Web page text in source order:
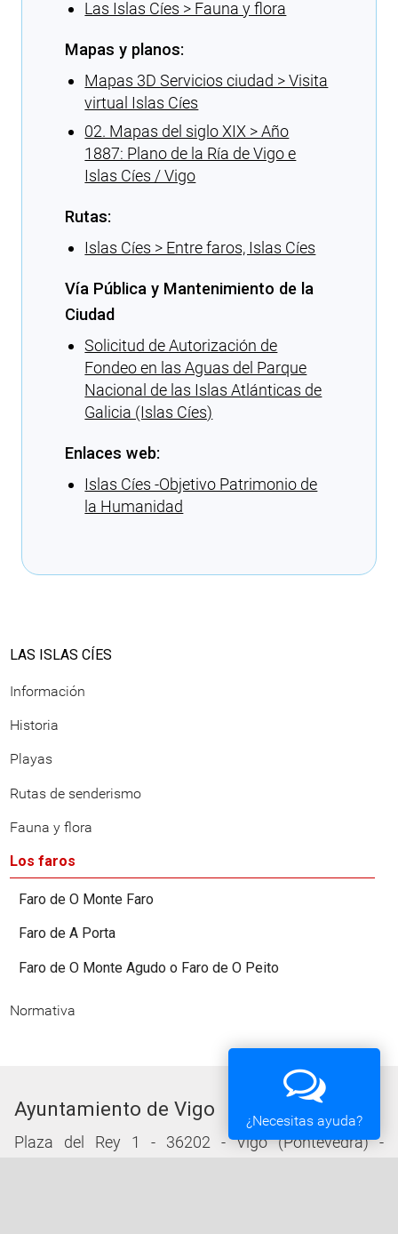
Las Islas Cíes > Fauna y flora
Mapas y planos:
Mapas 3D Servicios ciudad > Visita
virtual Islas Cíes
02. Mapas del siglo XIX > Año
1887: Plano de la Ría de Vigo e
Islas Cíes / Vigo
Rutas:
Islas Cíes > Entre faros, Islas Cíes
Vía Pública y Mantenimiento de la
Ciudad
Solicitud de Autorización de
Fondeo en las Aguas del Parque
Nacional de las Islas Atlánticas de
Galicia (Islas Cíes)
Enlaces web:
Islas Cíes -Objetivo Patrimonio de
la Humanidad
LAS ISLAS CÍES
Información
Historia
Playas
Rutas de senderismo
Fauna y flora
Los faros
Faro de O Monte Faro
Faro de A Porta
Faro de O Monte Agudo o Faro de O Peito
Normativa
Ayuntamiento de Vigo
Plaza del Rey 1 - 36202 - Vigo (Pontevedra) -
¿Necesitas ayuda?